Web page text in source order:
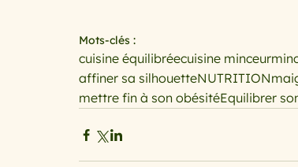
Mots-clés :
cuisine équilibréecuisine minceur
affiner sa silhouetteNUTRITION
mettre fin à son obésitéEquilibrer